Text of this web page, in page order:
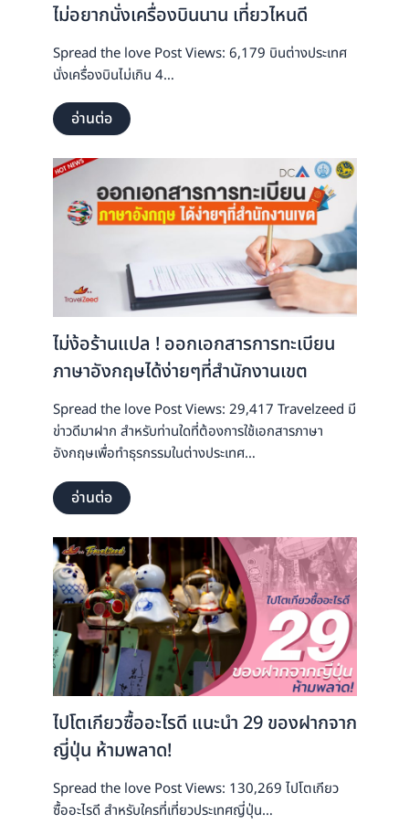
ไม่อยากนั่งเครื่องบินนาน เที่ยวไหนดี
Spread the love Post Views: 6,179 บินต่างประเทศ
นั่งเครื่องบินไม่เกิน 4…
อ่านต่อ
ไม่ง้อร้านแปล ! ออกเอกสารการทะเบียน
ภาษาอังกฤษได้ง่ายๆที่สำนักงานเขต
Spread the love Post Views: 29,417 Travelzeed มี
ข่าวดีมาฝาก สำหรับท่านใดที่ต้องการใช้เอกสารภาษา
อังกฤษเพื่อทำธุรกรรมในต่างประเทศ…
อ่านต่อ
ไปโตเกียวซื้ออะไรดี แนะนำ 29 ของฝากจาก
ญี่ปุ่น ห้ามพลาด!
Spread the love Post Views: 130,269 ไปโตเกียว
ซื้ออะไรดี สำหรับใครที่เที่ยวประเทศญี่ปุ่น…